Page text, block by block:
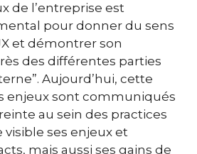
de l’entreprise est
pour donner du sens
et démontrer son
des différentes parties
Aujourd’hui, cette
enjeux sont communiqués
au sein des practices
visible ses enjeux et
mais aussi ses gains de